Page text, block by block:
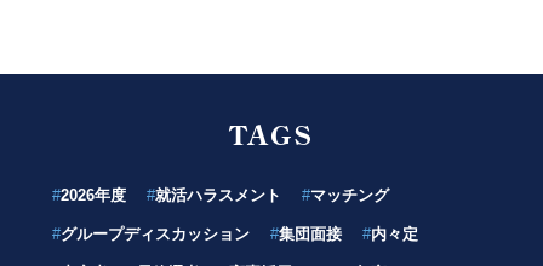
TAGS
#2026年度 #就活ハラスメント #マッチング
#グループディスカッション #集団面接 #内々定